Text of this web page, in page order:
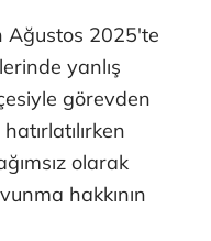
Ağustos 2025'te
yanlış
görevden
olarak
hakkının